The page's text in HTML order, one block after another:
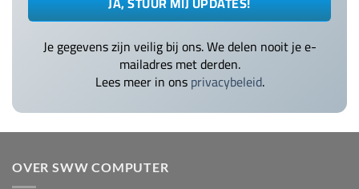
Je gegevens zijn veilig bij ons. We delen nooit je e-
mailadres met derden.
Lees meer in onsprivacybeleid.
OVER SWW COMPUTER